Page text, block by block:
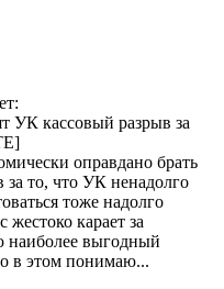
УК кассовый разрыв за
оправдано брать
за то, что УК ненадолго
тоже надолго
жестоко карает за
наиболее выгодный
в этом понимаю...